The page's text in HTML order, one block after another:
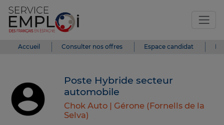
Accueil Consulter nos offres Espace candidat
Poste Hybride secteur
automobile
Chok Auto | Gérone (Fornells de la
Selva)